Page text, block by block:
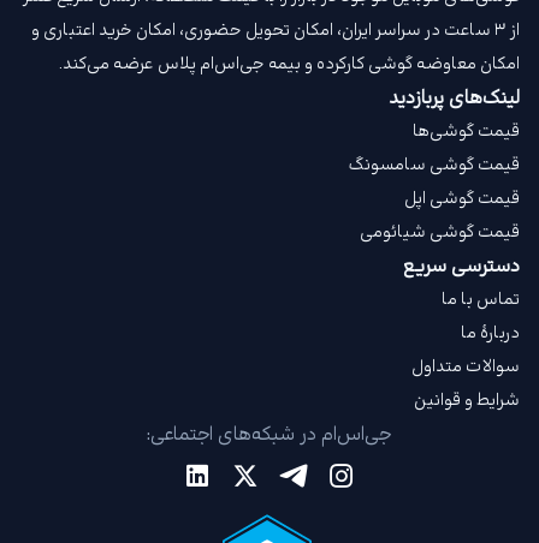
از ۳ ساعت در سراسر ایران، امکان تحویل حضوری، امکان خرید اعتباری و
امکان معاوضه گوشی کارکرده و بیمه جی‌اس‌ام‌ پلاس عرضه می‌کند.
لینک‌های پربازدید
قیمت گوشی‌ها
قیمت گوشی سامسونگ
قیمت گوشی اپل
قیمت گوشی شیائومی
دسترسی سریع
تماس با ما
دربارهٔ ما
سوالات متداول
شرایط و قوانین
جی‌اس‌ام در شبکه‌های اجتماعی: